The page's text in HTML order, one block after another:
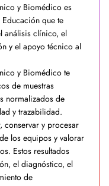
y Biomédico es
que te
análisis clínico, el
y el apoyo técnico al
y Biomédico te
de muestras
normalizados de
y trazabilidad.
conservar y procesar
los equipos y valorar
Estos resultados
el diagnóstico, el
de